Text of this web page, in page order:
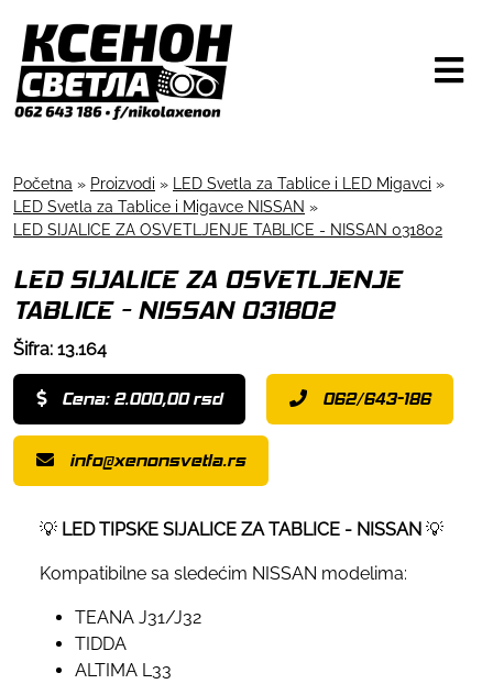
Početna » Proizvodi » LED Svetla za Tablice i LED Migavci »
LED Svetla za Tablice i Migavce NISSAN »
LED SIJALICE ZA OSVETLJENJE TABLICE - NISSAN 031802
LED SIJALICE ZA OSVETLJENJE
TABLICE - NISSAN 031802
Šifra: 13.164
Cena: 2.000,00 rsd 062/643-186
info@xenonsvetla.rs
💡 LED TIPSKE SIJALICE ZA TABLICE - NISSAN 💡
Kompatibilne sa sledećim NISSAN modelima:
TEANA J31/J32
TIDDA
ALTIMA L33